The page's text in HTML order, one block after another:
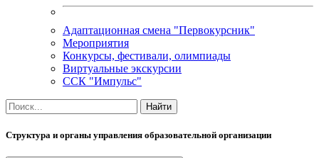
Адаптационная смена "Первокурсник"
Мероприятия
Конкурсы, фестивали, олимпиады
Виртуальные экскурсии
ССК "Импульс"
Структура и органы управления образовательной организации